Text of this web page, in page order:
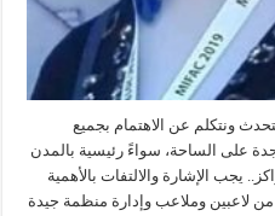
ونتكلم عن الاهتمام بجميع
على الساحة، سواءً رئيسية بالمدن
يجب الإشارة والالتفات بالأهمية
لاعبين وملاعب وإدارة منظمة جيدة